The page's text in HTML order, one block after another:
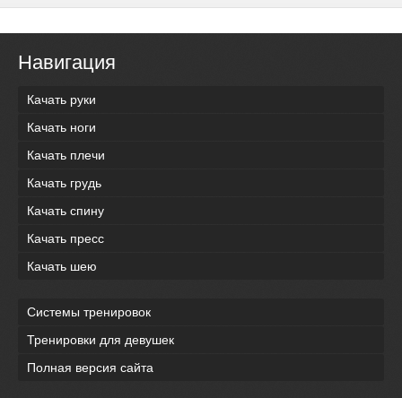
Навигация
Качать руки
Качать ноги
Качать плечи
Качать грудь
Качать спину
Качать пресс
Качать шею
Системы тренировок
Тренировки для девушек
Полная версия сайта